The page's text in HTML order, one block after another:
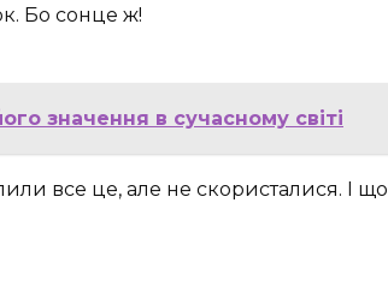
Бо сонце ж!
значення в сучасному світі
все це, але не скористалися. І що